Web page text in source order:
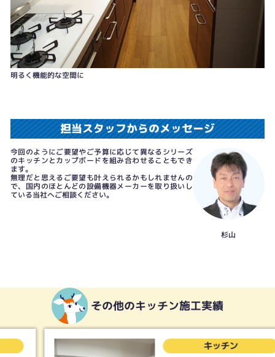
明るく機能的な空間に
担当スタッフからのメッセージ
今回のようにご要望やご予算に応じて異なるシリーズ
のキッチンとカップボードを組み合わせることもでき
ます。
無理だと思えるご要望も叶えられるかもしれませんの
で、国内のほとんどの設備機器メーカーを取り扱いし
ている当社へご相談ください。
杉山
その他のキッチン施工実績
キッチン